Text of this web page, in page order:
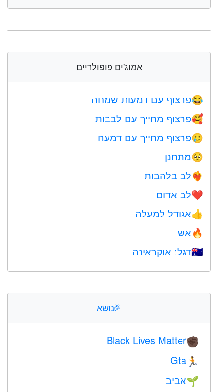
אמוג'ים פופולריים
😂פרצוף עם דמעות שמחה
🥰פרצוף מחייך עם לבבות
🥲פרצוף מחייך עם דמעה
🥺מתחנן
❤️‍🔥לב בלהבות
❤️לב אדום
👍אגודל למעלה
🔥אש
🇺🇦דגל: אוקראינה
🎉נושא
✊🏿
Black Lives Matter
🏃
Gta
🌱אביב